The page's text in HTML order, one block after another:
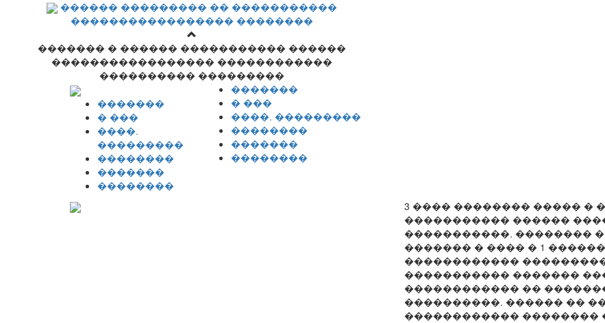
������ ��������� �� �����������
����������������� ��������
������� � ������ ����������� ������
����������������� ������������
���������� ���������
�������
� ���
����.
���������
��������
�������
��������
�������
� ���
����. ���������
��������
�������
��������
3 ���� �������� ����� �
����������� ������
�����������. ��������
������� � ���� � 1
������������
����������� �������
������������ ��
����������. ������ ��
������������ ��������